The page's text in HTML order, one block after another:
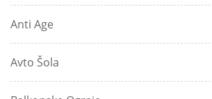
Anti Age
Avto Šola